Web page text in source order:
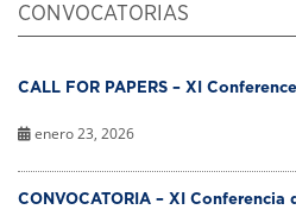
CONVOCATORIAS
CALL FOR PAPERS – XI
enero 23, 2026
CONVOCATORIA – XI